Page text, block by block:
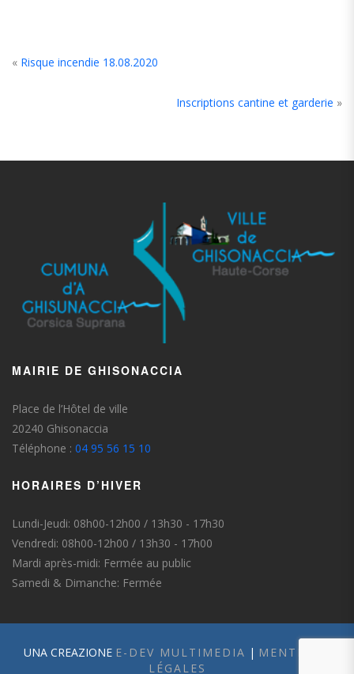
« Risque incendie 18.08.2020
Inscriptions cantine et garderie »
MAIRIE DE GHISONACCIA
Place de l’Hôtel de ville
20240 Ghisonaccia
Téléphone : 04 95 56 15 10
HORAIRES D’HIVER
Lundi-Jeudi: 08h00-12h00 / 13h30 - 17h30
Vendredi: 08h00-12h00 / 13h30 - 17h00
Mardi après-midi: Fermée au public
Samedi & Dimanche: Fermée
UNA CREAZIONE E-DEV MULTIMEDIA | MENTIONS
LÉGALES